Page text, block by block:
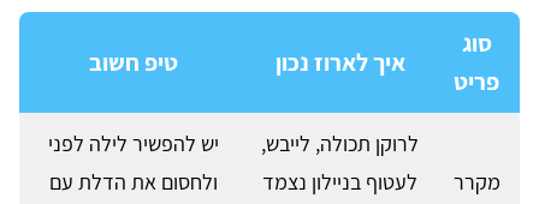
סוג
פריט
איך לארוז נכון טיפ חשוב
מקרר
לרוקן תכולה, לייבש,
לעטוף בניילון נצמד
יש להפשיר לילה לפני
ולחסום את הדלת עם